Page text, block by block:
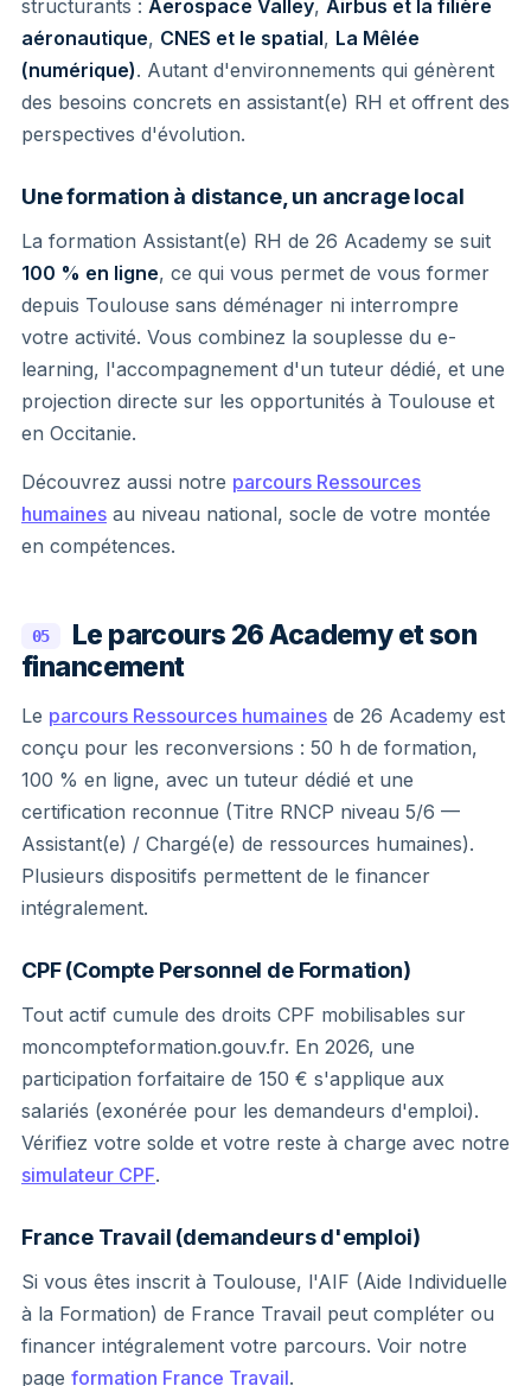
structurants : Aerospace Valley, Airbus et la filière
aéronautique, CNES et le spatial, La Mêlée
(numérique). Autant d'environnements qui génèrent
des besoins concrets en assistant(e) RH et offrent des
perspectives d'évolution.
Une formation à distance, un ancrage local
La formation Assistant(e) RH de 26 Academy se suit
100 % en ligne, ce qui vous permet de vous former
depuis Toulouse sans déménager ni interrompre
votre activité. Vous combinez la souplesse du e-
learning, l'accompagnement d'un tuteur dédié, et une
projection directe sur les opportunités à Toulouse et
en Occitanie.
Découvrez aussi notre parcours Ressources
humaines au niveau national, socle de votre montée
en compétences.
05
Le parcours 26 Academy et son
financement
Le parcours Ressources humaines de 26 Academy est
conçu pour les reconversions : 50 h de formation,
100 % en ligne, avec un tuteur dédié et une
certification reconnue (Titre RNCP niveau 5/6 —
Assistant(e) / Chargé(e) de ressources humaines).
Plusieurs dispositifs permettent de le financer
intégralement.
CPF (Compte Personnel de Formation)
Tout actif cumule des droits CPF mobilisables sur
moncompteformation.gouv.fr. En 2026, une
participation forfaitaire de 150 € s'applique aux
salariés (exonérée pour les demandeurs d'emploi).
Vérifiez votre solde et votre reste à charge avec notre
simulateur CPF.
France Travail (demandeurs d'emploi)
Si vous êtes inscrit à Toulouse, l'AIF (Aide Individuelle
à la Formation) de France Travail peut compléter ou
financer intégralement votre parcours. Voir notre
page formation France Travail.